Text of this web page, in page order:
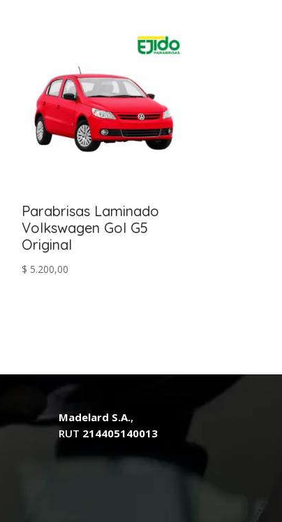
Parabrisas Laminado
Volkswagen Gol G5
Original
$ 5.200,00
Madelard S.A.,
RUT 214405140013